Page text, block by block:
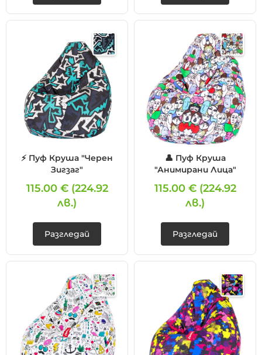
⚡ Пуф Круша "Черен
Зигзаг"
115.00 € (224.92
лв.)
Разгледай
👤 Пуф Круша
"Анимирани Лица"
115.00 € (224.92
лв.)
Разгледай